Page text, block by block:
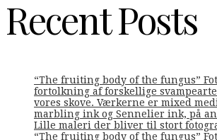
Recent Posts
“The fruiting body of the fungus”
fortolkning af forskellige
vores skove. Værkerne er mixed
marbling ink og Sennelier ink, på
Lille maleri der bliver til stort
“The fruiting body of the fungus”